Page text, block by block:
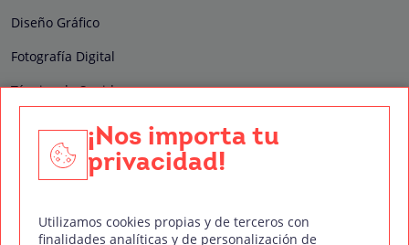
Diseño Gráfico
Fotografía Digital
Técnico de Sonido
Edición y Postproducción de Vídeo
Nuestros sellos de calidad
¡Nos importa tu
privacidad!
Utilizamos cookies propias y de terceros con
finalidades analíticas y de personalización de